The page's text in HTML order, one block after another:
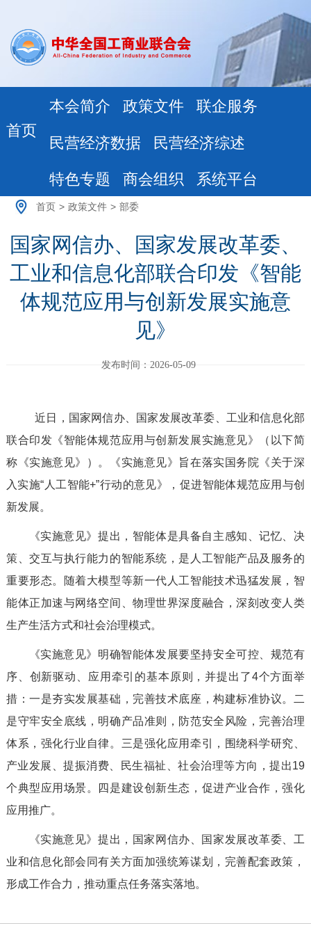
首页
本会简介 政策文件 联企服务
民营经济数据 民营经济综述
特色专题 商会组织 系统平台
首页 > 政策文件 > 部委
国家网信办、国家发展改革委、
工业和信息化部联合印发《智能
体规范应用与创新发展实施意
见》
发布时间：2026-05-09
近日，国家网信办、国家发展改革委、工业和信息化部
联合印发《智能体规范应用与创新发展实施意见》（以下简
称《实施意见》）。《实施意见》旨在落实国务院《关于深
入实施“人工智能+”行动的意见》，促进智能体规范应用与创
新发展。
《实施意见》提出，智能体是具备自主感知、记忆、决
策、交互与执行能力的智能系统，是人工智能产品及服务的
重要形态。随着大模型等新一代人工智能技术迅猛发展，智
能体正加速与网络空间、物理世界深度融合，深刻改变人类
生产生活方式和社会治理模式。
《实施意见》明确智能体发展要坚持安全可控、规范有
序、创新驱动、应用牵引的基本原则，并提出了4个方面举
措：一是夯实发展基础，完善技术底座，构建标准协议。二
是守牢安全底线，明确产品准则，防范安全风险，完善治理
体系，强化行业自律。三是强化应用牵引，围绕科学研究、
产业发展、提振消费、民生福祉、社会治理等方向，提出19
个典型应用场景。四是建设创新生态，促进产业合作，强化
应用推广。
《实施意见》提出，国家网信办、国家发展改革委、工
业和信息化部会同有关方面加强统筹谋划，完善配套政策，
形成工作合力，推动重点任务落实落地。